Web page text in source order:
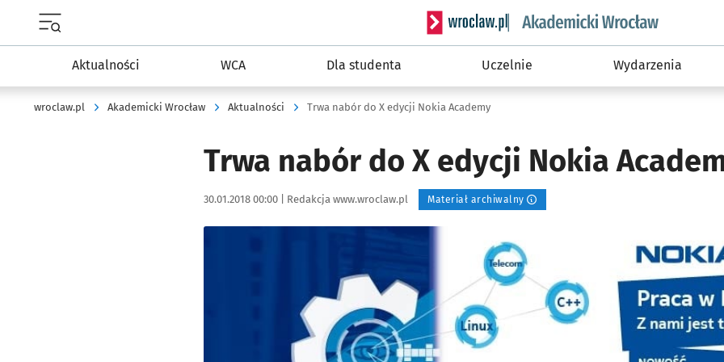
Menu główne portalu wroclaw.pl
Serwis informacyjny wroclaw.pl podserwis:
Aktualności WCA Dla studenta Uczelnie Wydarzenia
wroclaw.pl Akademicki Wrocław Aktualności Trwa nabór do X edycji Nokia Academy
Trwa nabór do X edycji Nokia
Data publikacji:
30.01.2018 00:00 | Autor:
Redakcja www.wroclaw.pl Materiał archiwalny